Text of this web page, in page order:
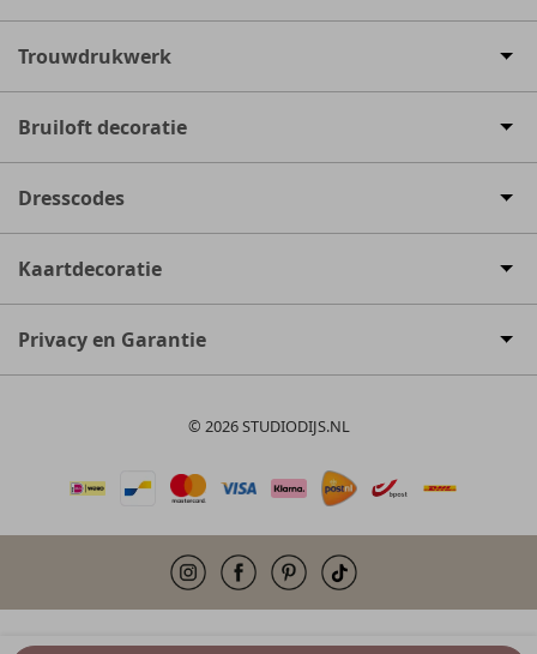
Trouwdrukwerk
Bruiloft decoratie
Dresscodes
Kaartdecoratie
Privacy en Garantie
© 2026 STUDIODIJS.NL